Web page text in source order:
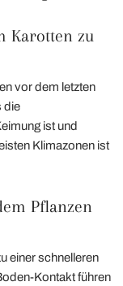
Karotten zu
vor dem letzten
die
ist und
Klimazonen ist
Pflanzen
einer schnelleren
Kontakt führen